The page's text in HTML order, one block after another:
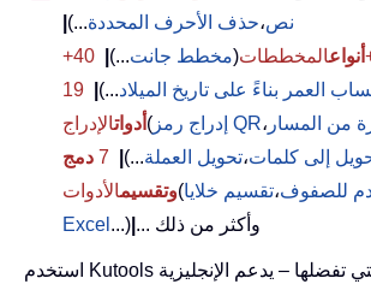
نص،حذف الأحرف المحددة...)
أنواعالمخططات(مخطط جانت...)
40+
العمر بناءً على تاريخ الميلاد...)
19
أدواتالإدراج ( إدراج رمز QR، من المسار
إلى كلمات،تحويل العملة...)
7 دمج
وتقسيمالأدوات ( للصفوف،تقسيم خلايا
Excel ...) ... وأكثر من ذلك
استخدم Kutools باللغة التي تفضلها – يدعم الإنجليزية